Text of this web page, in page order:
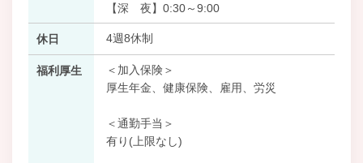
【深 夜】0:30～9:00
休日 4週8休制
福利厚生
＜加入保険＞
厚生年金、健康保険、雇用、労災
＜通勤手当＞
有り(上限なし)